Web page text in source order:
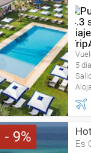
5
9 Es